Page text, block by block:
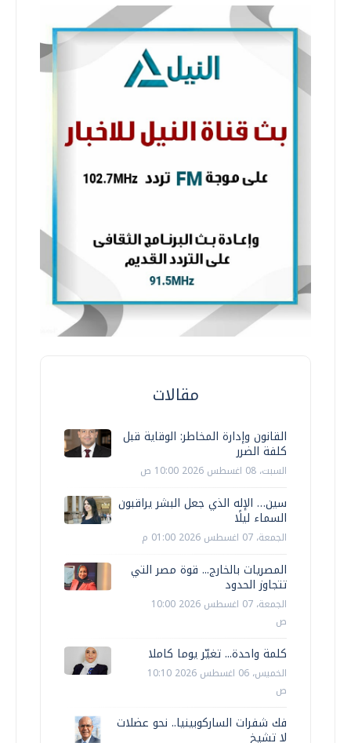
مقالات
القانون وإدارة المخاطر: الوقاية قبل
كلفة الضرر
السبت، 08 اغسطس 2026 10:00 ص
سين… الإله الذي جعل البشر يراقبون
السماء ليلًا
الجمعة، 07 اغسطس 2026 01:00 م
المصريات بالخارج... قوة مصر التي
تتجاوز الحدود
الجمعة، 07 اغسطس 2026 10:00
ص
كلمة واحدة... تغيّر يوما كاملا
الخميس، 06 اغسطس 2026 10:10
ص
فك شفرات الساركوبينيا.. نحو عضلات
لا تشيخ